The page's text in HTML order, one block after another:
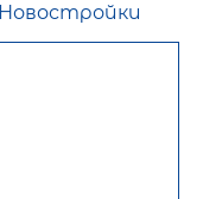
Новостройки